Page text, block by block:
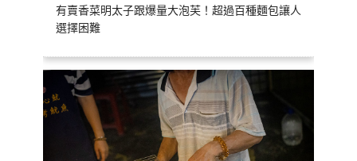
有賣香菜明太子跟爆量大泡芙！超過百種麵包讓人
選擇困難